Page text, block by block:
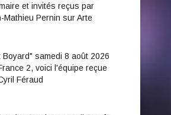
et invités reçus par
Mathieu Pernin sur Arte
Boyard" samedi 8 août 2026
2, voici l'équipe reçue
Féraud